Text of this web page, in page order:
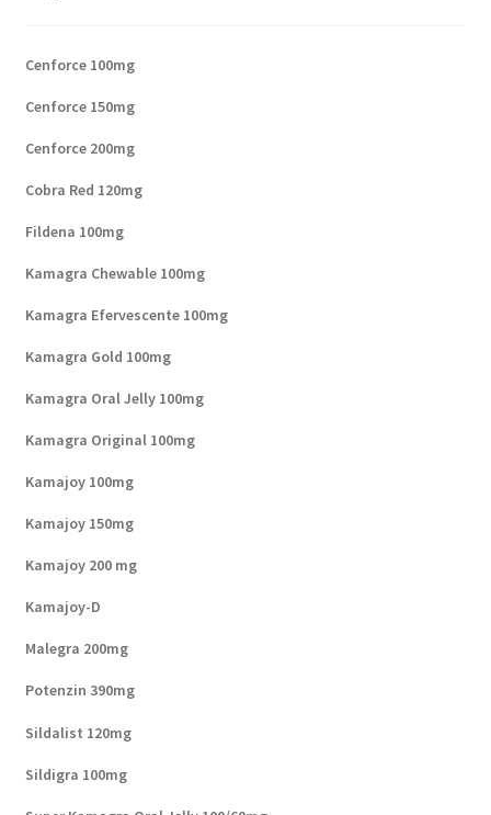
Cenforce 100mg
Cenforce 150mg
Cenforce 200mg
Cobra Red 120mg
Fildena 100mg
Kamagra Chewable 100mg
Kamagra Efervescente 100mg
Kamagra Gold 100mg
Kamagra Oral Jelly 100mg
Kamagra Original 100mg
Kamajoy 100mg
Kamajoy 150mg
Kamajoy 200 mg
Kamajoy-D
Malegra 200mg
Potenzin 390mg
Sildalist 120mg
Sildigra 100mg